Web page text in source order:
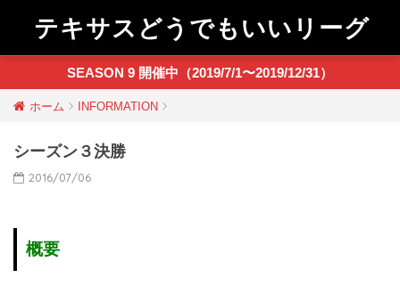
テキサスどうでもいいリーグ
SEASON 9 開催中（2019/7/1〜2019/12/31）
ホーム INFORMATION
シーズン３決勝
2016/07/06
概要